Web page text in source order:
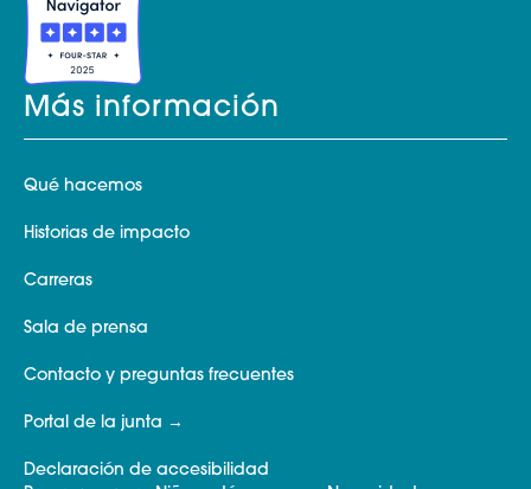
Más información
Qué hacemos
Historias de impacto
Carreras
Sala de prensa
Contacto y preguntas frecuentes
Portal de la junta
Declaración de accesibilidad